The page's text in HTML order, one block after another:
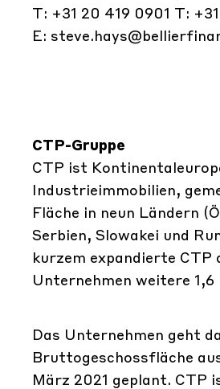
T: +31 20 419 0901 T:
E:
CTP-Gruppe
CTP ist
Industrieimmobilien,
Fläche in neun Ländern
Serbien, Slowakei und
kurzem expandierte
Unternehmen weitere
Das Unternehmen geht
Bruttogeschossfläche
März 2021 geplant. CTP